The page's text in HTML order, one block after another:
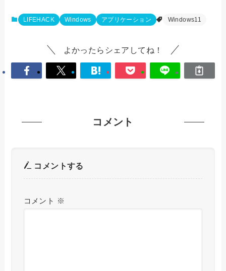
LIFEHACK Windows アプリケーション Windows11
よかったらシェアしてね！
コメント
コメントする
コメント ※